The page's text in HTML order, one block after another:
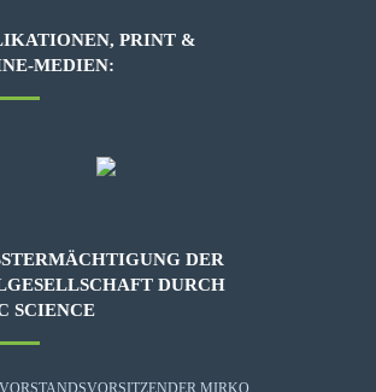
PRINT &
MEDIEN:
DER
DURCH
SCIENCE
MIRKO